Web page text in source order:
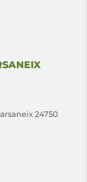
24750